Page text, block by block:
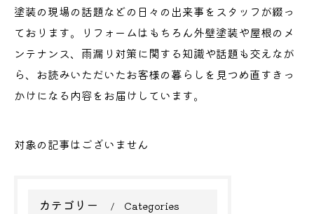
塗装の現場の話題などの日々の出来事をスタッフが綴っ
ております。リフォームはもちろん外壁塗装や屋根のメ
ンテナンス、雨漏り対策に関する知識や話題も交えなが
ら、お読みいただいたお客様の暮らしを見つめ直すきっ
かけになる内容をお届けしています。
対象の記事はございません
カテゴリー Categories